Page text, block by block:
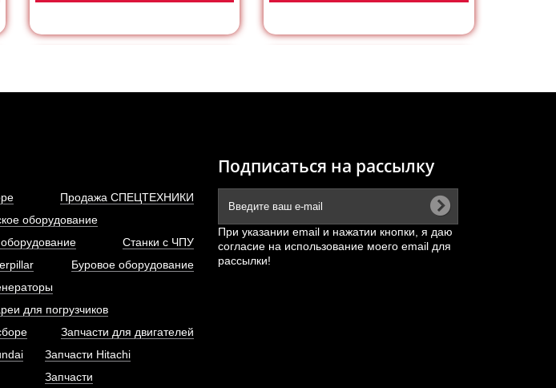
Кольцо обратного клапана
АРТИКУЛ:
Запчасти для двигателей
Запчасти Hitachi
Запчасти
Продажа СПЕЦТЕХНИКИ
оборудование
Станки с ЧПУ
Буровое оборудование
для погрузчиков
Подписаться на рассылку
При указании email и нажатии кнопки, я даю
согласие на использование моего email для
рассылки!